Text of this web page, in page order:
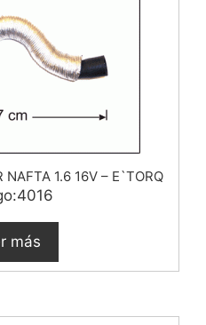
NAFTA 1.6 16V – E`TORQ
más